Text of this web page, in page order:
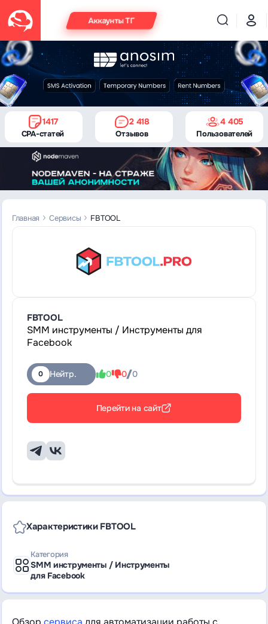
Аккаунты ТГ
1417
CPA-статей
2 418
Отзывов
4 405
Пользователей
Главная Сервисы FBTOOL
FBTOOL
SMM инструменты / Инструменты для
Facebook
0 Нейтр. 0 0 0
Перейти на сайт
Характеристики FBTOOL
Категория
SMM инструменты / Инструменты
для Facebook